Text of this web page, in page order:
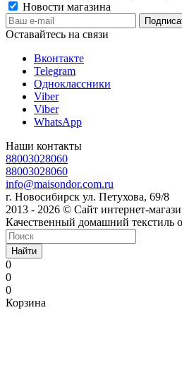
Новости магазина
Оставайтесь на связи
Вконтакте
Telegram
Одноклассники
Viber
Viber
WhatsApp
Наши контакты
88003028060
88003028060
info@maisondor.com.ru
г. Новосибирск ул. Петухова, 69/8
2013 - 2026 © Сайт интернет-
Качественный домашний текстиль
Найти
0
0
0
Корзина